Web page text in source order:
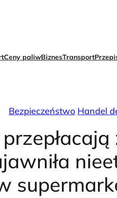
Ceny paliwBiznesTransport
Bezpieczeństwo Handel